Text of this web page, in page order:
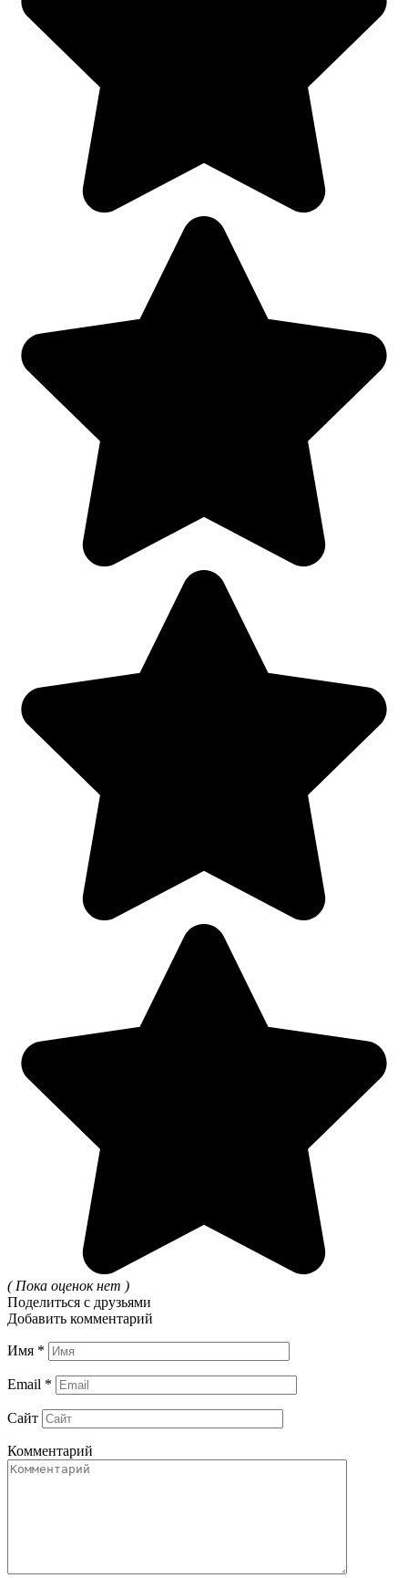
( Пока оценок нет )
Поделиться с друзьями
Добавить комментарий
Имя *
Email *
Сайт
Комментарий